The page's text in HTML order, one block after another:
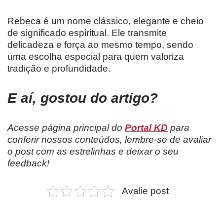
Rebeca é um nome clássico, elegante e cheio
de significado espiritual. Ele transmite
delicadeza e força ao mesmo tempo, sendo
uma escolha especial para quem valoriza
tradição e profundidade.
E aí, gostou do artigo?
Acesse página principal do Portal KD para
conferir nossos conteúdos, lembre-se de avaliar
o post com as estrelinhas e deixar o seu
feedback!
Avalie post